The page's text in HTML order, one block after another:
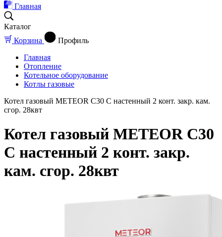
Главная
Каталог
Корзина
Профиль
Главная
Отопление
Котельное оборудование
Котлы газовые
Котел газовый METEOR С30 С настенный 2 конт. закр. кам.
сгор. 28квт
Котел газовый METEOR С30
С настенный 2 конт. закр.
кам. сгор. 28квт